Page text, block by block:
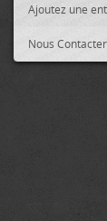
Ajoutez une
Nous Contacter